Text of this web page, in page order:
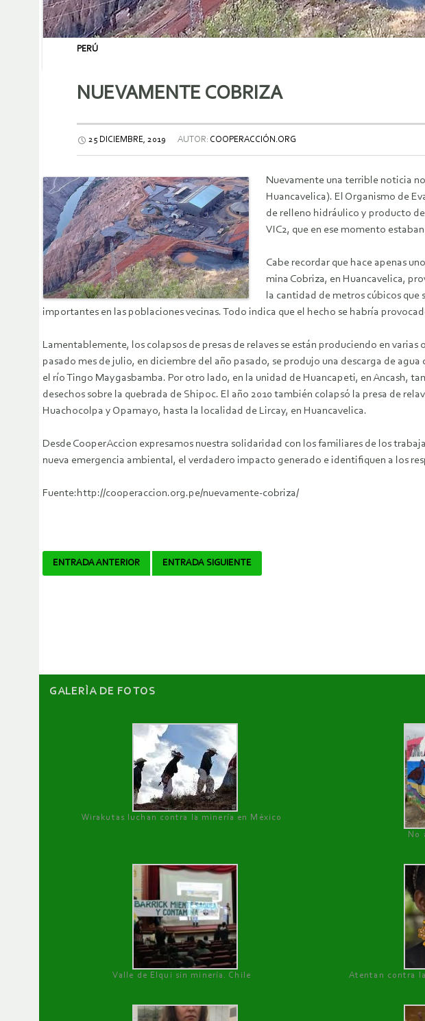
PERÚ
NUEVAMENTE COBRIZA
25 DICIEMBRE, 2019 AUTOR: COOPERACCIÓN.ORG
Nuevamente una terrible noticia
Huancavelica). El Organismo de
de relleno hidráulico y producto
VIC2, que en ese momento
Cabe recordar que hace apenas
mina Cobriza, en Huancavelica,
la cantidad de metros cúbicos
importantes en las poblaciones vecinas. Todo indica que el hecho se habría
Lamentablemente, los colapsos de presas de relaves se están produciendo en
pasado mes de julio, en diciembre del año pasado, se produjo una descarga de
el río Tingo Maygasbamba. Por otro lado, en la unidad de Huancapeti, en Ancash,
desechos sobre la quebrada de Shipoc. El año 2010 también colapsó la presa de
Huachocolpa y Opamayo, hasta la localidad de Lircay, en Huancavelica.
Desde CooperAccion expresamos nuestra solidaridad con los familiares de los
nueva emergencia ambiental, el verdadero impacto generado e identifiquen a los
Fuente:http://cooperaccion.org.pe/nuevamente-cobriza/
Navegador
ENTRADA ANTERIOR ENTRADA SIGUIENTE
GALERÌA DE FOTOS
Wirakutas luchan contra la minería en México
No
Valle de Elqui sin minería. Chile Atentan contra